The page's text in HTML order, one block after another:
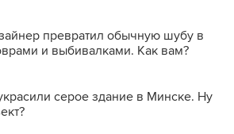
превратил обычную шубу в
и выбивалками. Как вам?
серое здание в Минске. Ну